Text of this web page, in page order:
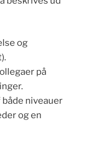
og
på
niveauer
og en